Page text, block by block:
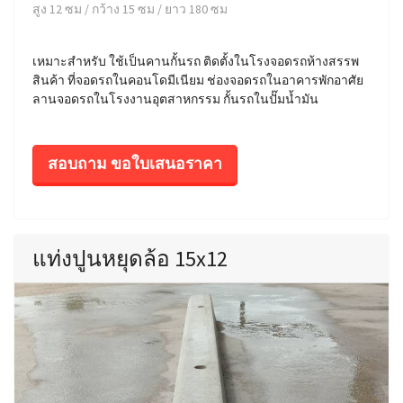
สูง 12 ซม / กว้าง 15 ซม / ยาว 180 ซม
เหมาะสำหรับ ใช้เป็นคานกั้นรถ ติดตั้งในโรงจอดรถห้างสรรพ
สินค้า ที่จอดรถในคอนโดมีเนียม ช่องจอดรถในอาคารพักอาศัย
ลานจอดรถในโรงงานอุตสาหกรรม กั้นรถในปั๊มน้ำมัน
สอบถาม ขอใบเสนอราคา
แท่งปูนหยุดล้อ 15x12